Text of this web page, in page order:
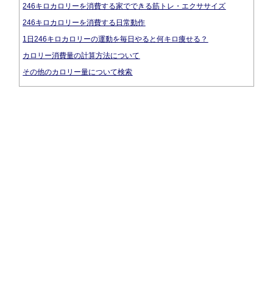
246キロカロリーを消費する家でできる筋トレ・エクササイズ
246キロカロリーを消費する日常動作
1日246キロカロリーの運動を毎日やると何キロ痩せる？
カロリー消費量の計算方法について
その他のカロリー量について検索